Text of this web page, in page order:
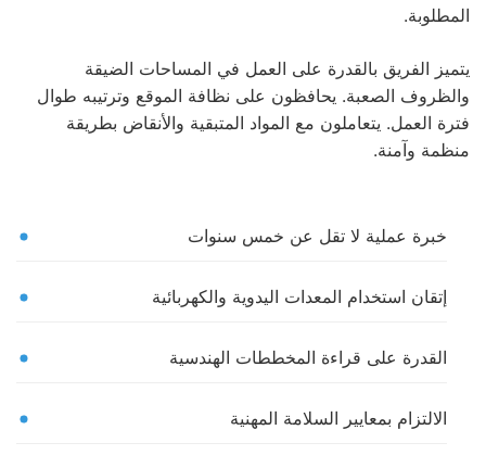
المطلوبة.
يتميز الفريق بالقدرة على العمل في المساحات الضيقة
والظروف الصعبة. يحافظون على نظافة الموقع وترتيبه طوال
فترة العمل. يتعاملون مع المواد المتبقية والأنقاض بطريقة
منظمة وآمنة.
خبرة عملية لا تقل عن خمس سنوات
إتقان استخدام المعدات اليدوية والكهربائية
القدرة على قراءة المخططات الهندسية
الالتزام بمعايير السلامة المهنية